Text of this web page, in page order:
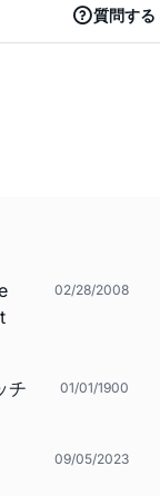
質問する
02/28/2008
チ
01/01/1900
09/05/2023